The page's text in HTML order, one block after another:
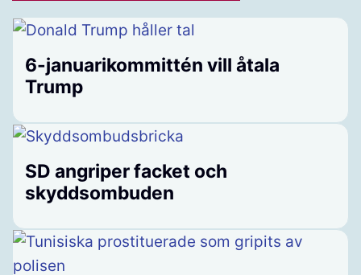
6-januarikommittén vill åtala
Trump
SD angriper facket och
skyddsombuden